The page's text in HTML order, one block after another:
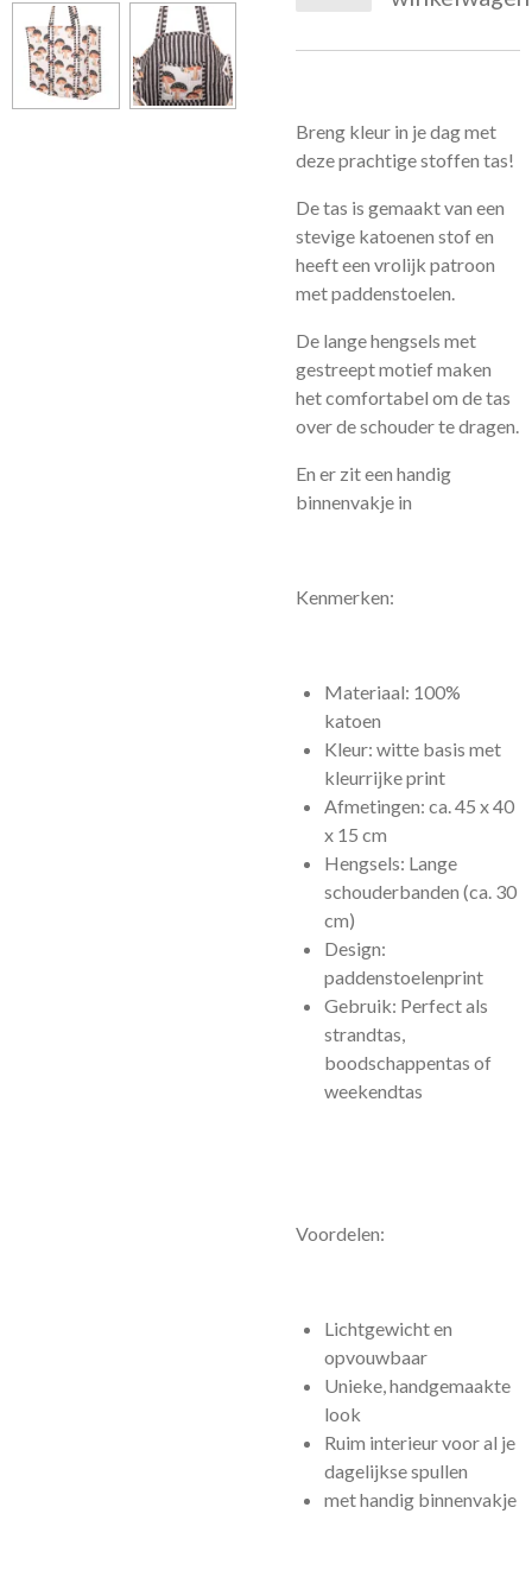
Breng kleur in je dag met
deze prachtige stoffen tas!
De tas is gemaakt van een
stevige katoenen stof en
heeft een vrolijk patroon
met paddenstoelen.
De lange hengsels met
gestreept motief maken
het comfortabel om de tas
over de schouder te dragen.
En er zit een handig
binnenvakje in
Kenmerken:
Materiaal: 100%
katoen
Kleur: witte basis met
kleurrijke print
Afmetingen: ca. 45 x 40
x 15 cm
Hengsels: Lange
schouderbanden (ca. 30
cm)
Design:
paddenstoelenprint
Gebruik: Perfect als
strandtas,
boodschappentas of
weekendtas
Voordelen:
Lichtgewicht en
opvouwbaar
Unieke, handgemaakte
look
Ruim interieur voor al je
dagelijkse spullen
met handig binnenvakje